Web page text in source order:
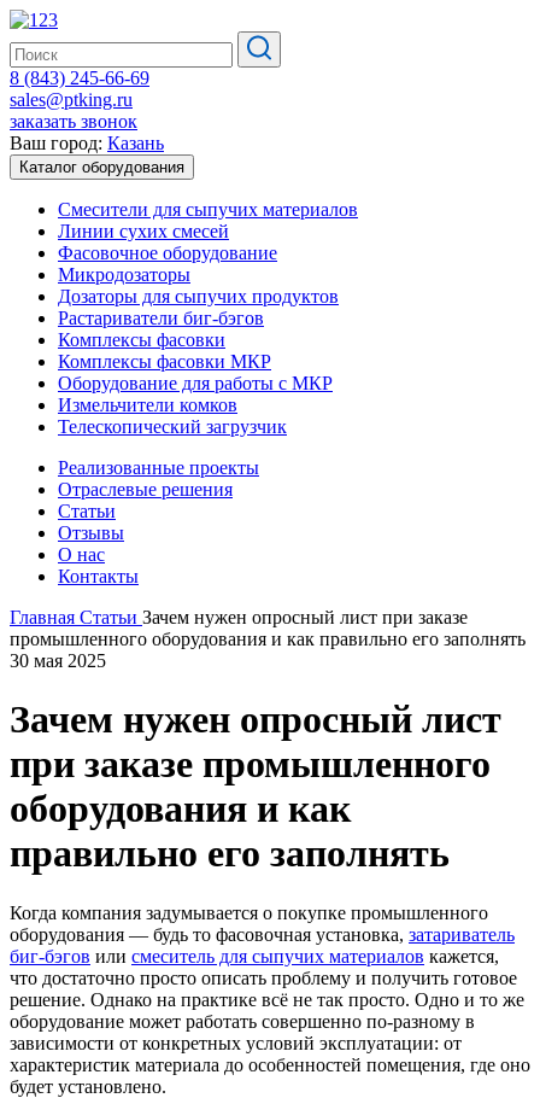
8 (843) 245-66-69
sales@ptking.ru
заказать звонок
Ваш город: Казань
Каталог оборудования
Смесители для сыпучих материалов
Линии сухих смесей
Фасовочное оборудование
Микродозаторы
Дозаторы для сыпучих продуктов
Растариватели биг-бэгов
Комплексы фасовки
Комплексы фасовки МКР
Оборудование для работы с МКР
Измельчители комков
Телескопический загрузчик
Реализованные проекты
Отраслевые решения
Статьи
Отзывы
О нас
Контакты
Главная Статьи Зачем нужен опросный лист при заказе
промышленного оборудования и как правильно его заполнять
30 мая 2025
Зачем нужен опросный лист
при заказе промышленного
оборудования и как
правильно его заполнять
Когда компания задумывается о покупке промышленного
оборудования — будь то фасовочная установка, затариватель
биг-бэгов или смеситель для сыпучих материалов кажется,
что достаточно просто описать проблему и получить готовое
решение. Однако на практике всё не так просто. Одно и то же
оборудование может работать совершенно по-разному в
зависимости от конкретных условий эксплуатации: от
характеристик материала до особенностей помещения, где оно
будет установлено.